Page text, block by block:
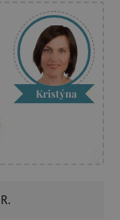
Kristýna